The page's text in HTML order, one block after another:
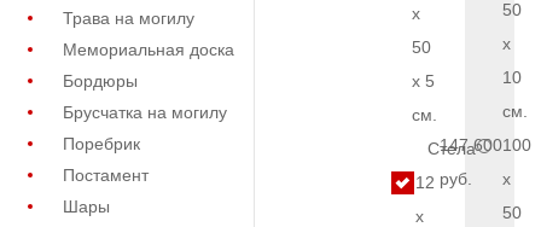
Трава на могилу
Мемориальная доска
Бордюры
Брусчатка на могилу
Поребрик
Постамент
Шары
x
50
x 5
см.
Стела
12
x
50
x
10
см.
147.600
руб.
100
x
50